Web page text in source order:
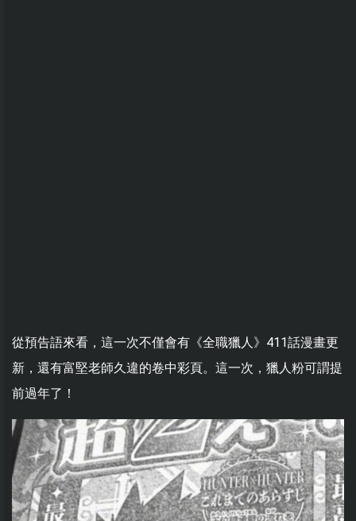
從預告語來看，這一次不僅會有《全職獵人》411話漫畫更
新，還有富堅老師久違的卷中彩頁。這一次，獵人粉可謂提
前過年了！